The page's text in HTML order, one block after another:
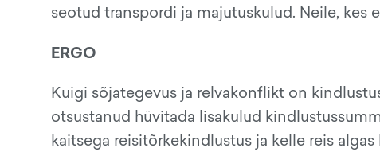
seotud transpordi ja majutuskulud. Neile, kes
ERGO
Kuigi sõjategevus ja relvakonflikt on
otsustanud hüvitada lisakulud
kaitsega reisitõrkekindlustus ja kelle reis